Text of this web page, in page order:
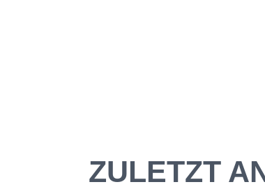
ZULETZT